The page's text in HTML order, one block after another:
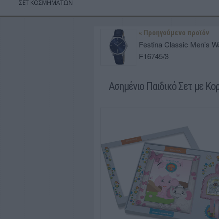
ΣΕΤ ΚΟΣΜΗΜΑΤΩΝ
« Προηγούμενο προϊόν
Festina Classic Men's
F16745/3
Ασημένιο Παιδικό Σετ με